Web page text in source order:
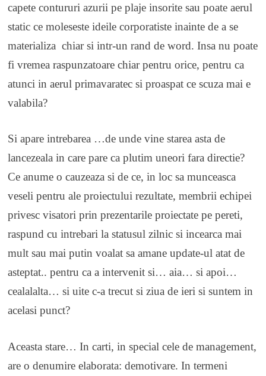
capete contururi azurii pe plaje insorite sau poate aerul
static ce moleseste ideile corporatiste inainte de a se
materializa chiar si intr-un rand de word. Insa nu poate
fi vremea raspunzatoare chiar pentru orice, pentru ca
atunci in aerul primavaratec si proaspat ce scuza mai e
valabila?
Si apare intrebarea …de unde vine starea asta de
lancezeala in care pare ca plutim uneori fara directie?
Ce anume o cauzeaza si de ce, in loc sa munceasca
veseli pentru ale proiectului rezultate, membrii echipei
privesc visatori prin prezentarile proiectate pe pereti,
raspund cu intrebari la statusul zilnic si incearca mai
mult sau mai putin voalat sa amane update-ul atat de
asteptat.. pentru ca a intervenit si… aia… si apoi…
cealalalta… si uite c-a trecut si ziua de ieri si suntem in
acelasi punct?
Aceasta stare… In carti, in special cele de management,
are o denumire elaborata: demotivare. In termeni